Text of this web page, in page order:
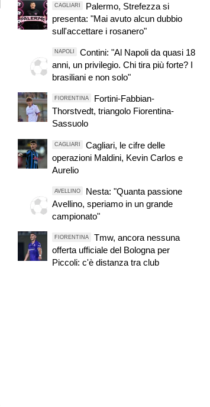
CAGLIARI
Palermo, Strefezza si
presenta: "Mai avuto alcun dubbio
sull'accettare i rosanero"
NAPOLI
Contini: "Al Napoli da quasi 18
anni, un privilegio. Chi tira più forte? I
brasiliani e non solo"
FIORENTINA
Fortini-Fabbian-
Thorstvedt, triangolo Fiorentina-
Sassuolo
CAGLIARI
Cagliari, le cifre delle
operazioni Maldini, Kevin Carlos e
Aurelio
AVELLINO
Nesta: "Quanta passione
Avellino, speriamo in un grande
campionato"
FIORENTINA
Tmw, ancora nessuna
offerta ufficiale del Bologna per
Piccoli: c'è distanza tra club